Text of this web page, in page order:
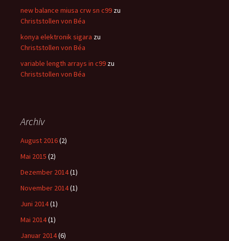
new balance miusa crw sn c99 zu
Christstollen von Béa
konya elektronik sigara zu
Christstollen von Béa
variable length arrays in c99 zu
Christstollen von Béa
Archiv
August 2016(2)
Mai 2015 (2)
Dezember 2014(1)
November 2014(1)
Juni 2014(1)
Mai 2014(1)
Januar 2014(6)